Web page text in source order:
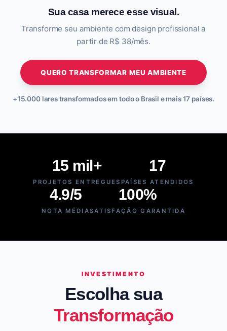
Sua casa merece esse visual.
Transforme seu ambiente com design profissional a
partir de R$ 38/mês.
QUERO TRANSFORMAR MEU AMBIENTE
+15.000 lares transformados em todo o Brasil e mais 17 países.
15 mil+
PROJETOS ENTREGUES
17
PAÍSES ATENDIDOS
4.9/5
NOTA MÉDIA
100%
SATISFAÇÃO GARANTIDA
INVESTIMENTO
Escolha sua
Transformação